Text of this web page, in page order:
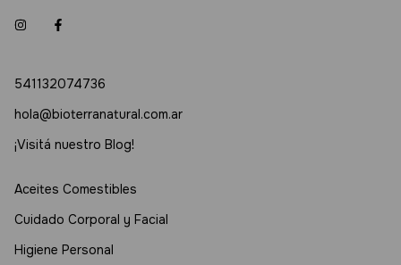
541132074736
hola@bioterranatural.com.ar
¡Visitá nuestro Blog!
Aceites Comestibles
Cuidado Corporal y Facial
Higiene Personal